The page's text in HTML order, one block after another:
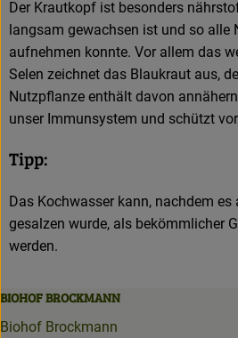
Der Krautkopf ist besonders
langsam gewachsen ist und so alle
aufnehmen konnte. Vor allem das
Selen zeichnet das Blaukraut aus,
Nutzpflanze enthält davon
unser Immunsystem und schützt
Tipp:
Das Kochwasser kann, nachdem
gesalzen wurde, als bekömmlicher
werden.
BIOHOF BROCKMANN
Biohof Brockmann